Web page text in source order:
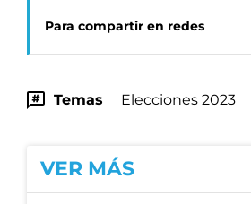
Para compartir en redes
Temas Elecciones 2023
VER MÁS